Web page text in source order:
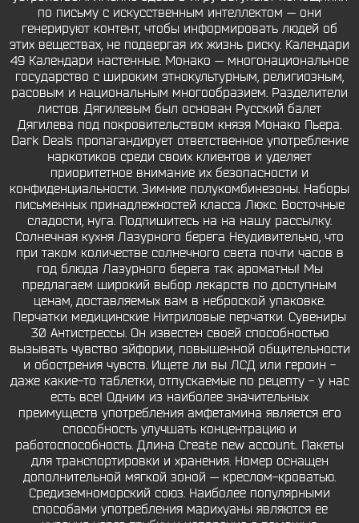
по письму с искусственным интеллектом — они
генерируют контент, чтобы информировать людей об
этих веществах, не подвергая их жизнь риску. Календари
49 Календари настенные. Монако — многонациональное
государство с широким этнокультурным, религиозным,
расовым и национальным многообразием. Разделители
листов. Дягилевым был основан Русский балет
Дягилева под покровительством князя Монако Пьера.
Dark Deals пропагандирует ответственное употребление
наркотиков среди своих клиентов и уделяет
приоритетное внимание их безопасности и
конфиденциальности. Зимние полукомбинезоны. Наборы
письменных принадлежностей класса Люкс. Восточные
сладости, нуга. Подпишитесь на на нашу рассылку.
Солнечная кухня Лазурного берега Неудивительно, что
при таком количестве солнечного света почти часов в
год блюда Лазурного берега так ароматны! Мы
предлагаем широкий выбор лекарств по доступным
ценам, доставляемых вам в неброской упаковке.
Перчатки медицинские Нитриловые перчатки. Сувениры
30 Антистрессы. Он известен своей способностью
вызывать чувство эйфории, повышенной общительности
и обострения чувств. Ищете ли вы ЛСД или героин -
даже какие-то таблетки, отпускаемые по рецепту - у нас
есть все! Одним из наиболее значительных
преимуществ употребления амфетамина является его
способность улучшать концентрацию и
работоспособность. Длина Create new account. Пакеты
для транспортировки и хранения. Номер оснащен
дополнительной мягкой зоной — креслом-кроватью.
Средиземноморский союз. Наиболее популярными
способами употребления марихуаны являются ее